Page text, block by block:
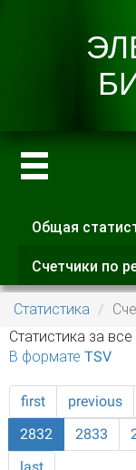
Главные
Общая
Счетчики по
Статистика
Статистика за
В формате TSV
first previous
2832
2833